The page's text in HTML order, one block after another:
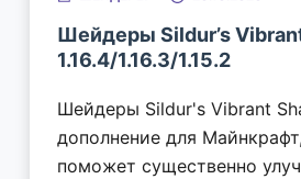
Шейдеры Sildur’s
1.16.4/1.16.3/1.15.2
Шейдеры Sildur's Vibrant
дополнение для
поможет существенно